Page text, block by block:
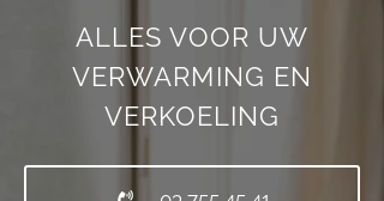
ALLES VOOR UW
VERWARMING EN
VERKOELING